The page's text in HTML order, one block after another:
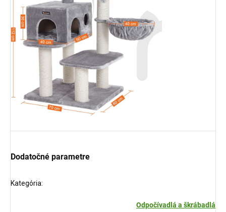
Dodatočné parametre
Kategória:
Odpočívadlá a škrábadlá